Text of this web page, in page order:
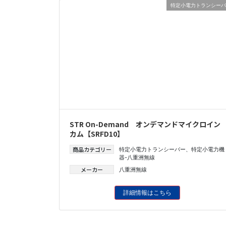
特定小電力トランシー
STR On-Demand オンデマンドマイクロイン
カム【SRFD10】
商品カテゴリー 特定小電力トランシーバー、 特定小電力機
器-八重洲無線
メーカー 八重洲無線
詳細情報はこちら